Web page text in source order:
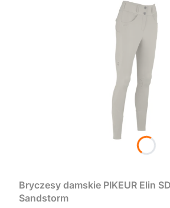
Bryczesy damskie PIKEUR Elin
Sandstorm